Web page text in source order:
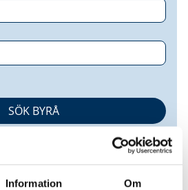
Information Om